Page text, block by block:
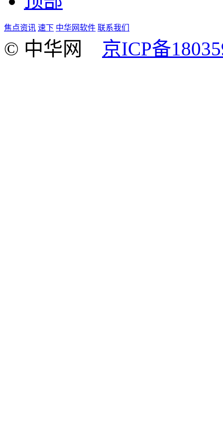
焦点资讯 速下 中华网软件 联系我们
© 中华网 京ICP备